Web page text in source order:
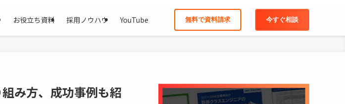
お役立ち資料 採用ノウハウ YouTube 無料で資料請求 今すぐ相談
み方、成功事例も紹